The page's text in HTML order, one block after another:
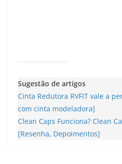
Sugestão de artigos
Cinta Redutora RVFIT vale a
com cinta modeladora]
Clean Caps Funciona? Clean
[Resenha, Depoimentos]